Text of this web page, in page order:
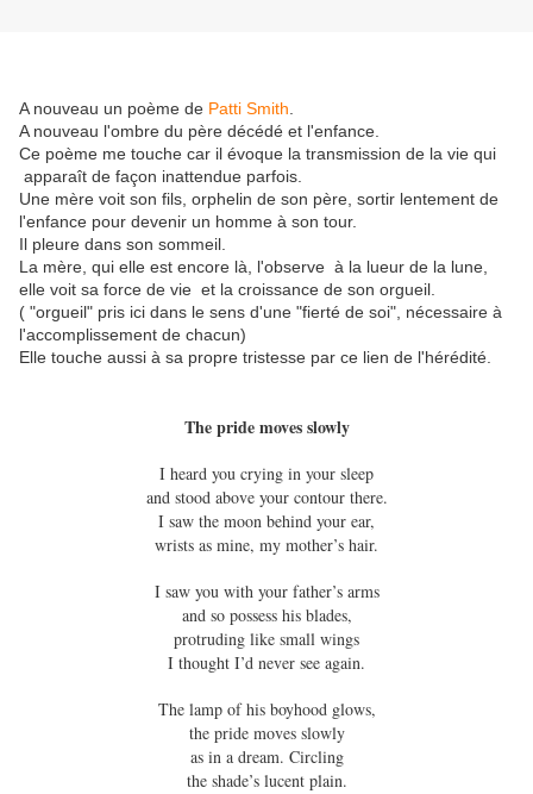
A nouveau un poème de Patti Smith
A nouveau l'ombre du père décédé et l'enfance.
Ce poème me touche car il évoque la transmission de la vie qui
apparaît de façon inattendue parfois.
Une mère voit son fils, orphelin de son père, sortir lentement de
l'enfance pour devenir un homme à son tour.
Il pleure dans son sommeil.
La mère, qui elle est encore là, l'observe à la lueur de la lune,
elle voit sa force de vie et la croissance de son orgueil.
( "orgueil" pris ici dans le sens d'une "fierté de soi", nécessaire à
l'accomplissement de chacun)
Elle touche aussi à sa propre tristesse par ce lien de l'hérédité.
The pride moves slowly
I heard you crying in your sleep
and stood above your contour there.
I saw the moon behind your ear,
wrists as mine, my mother’s hair.
I saw you with your father’s arms
and so possess his blades,
protruding like small wings
I thought I’d never see again.
The lamp of his boyhood glows,
the pride moves slowly
as in a dream. Circling
the shade’s lucent plain.